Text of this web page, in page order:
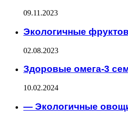
09.11.2023
Экологичные
02.08.2023
Здоровые омега-3
10.02.2024
— Экологичные